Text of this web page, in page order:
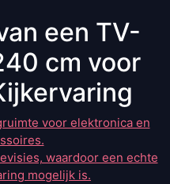
een TV-
cm voor
voor elektronica en
waardoor een echte
mogelijk is.